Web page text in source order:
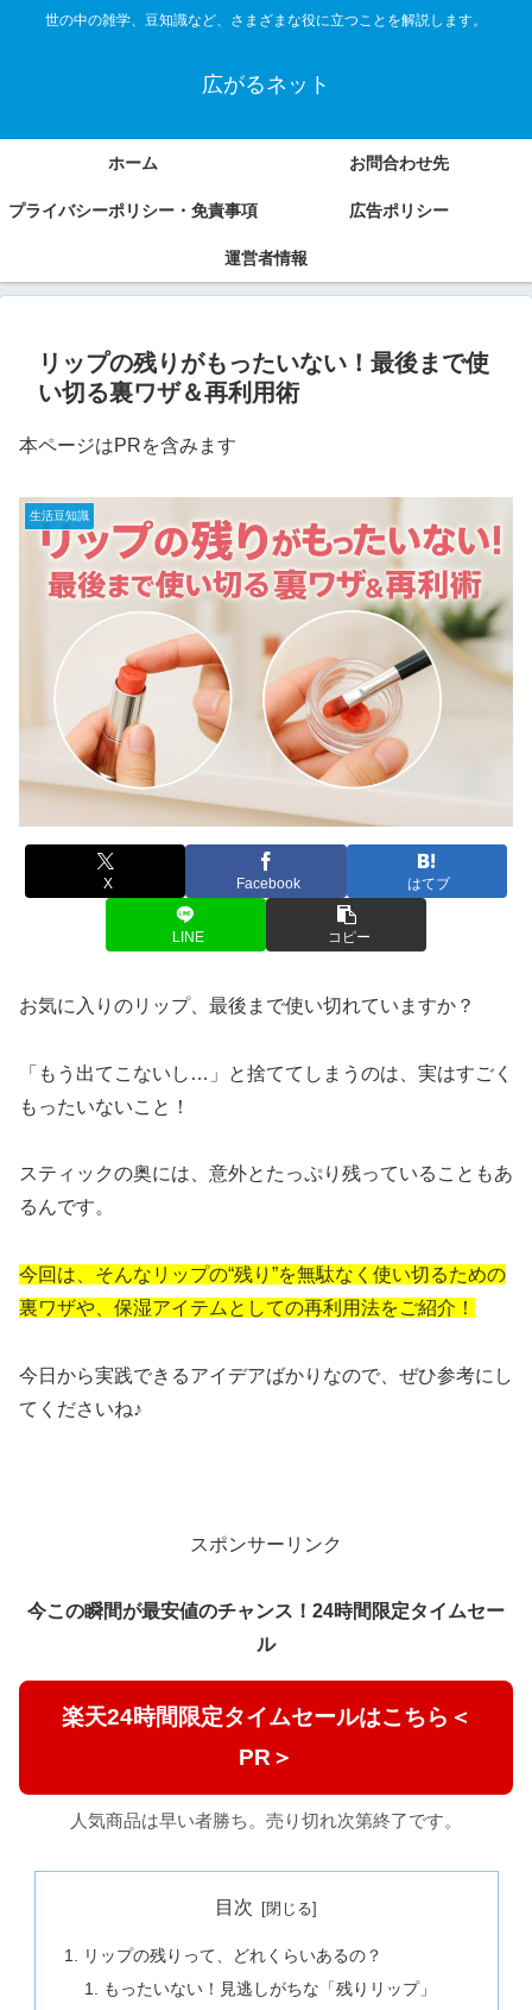
世の中の雑学、豆知識など、さまざまな役に立つことを解説します。
広がるネット
ホーム お問合わせ先
プライバシーポリシー・免責事項 広告ポリシー
運営者情報
リップの残りがもったいない！最後まで使
い切る裏ワザ＆再利用術
本ページはPRを含みます
生活豆知識
X Facebook はてブ
LINE コピー
お気に入りのリップ、最後まで使い切れていますか？
「もう出てこないし…」と捨ててしまうのは、実はすごく
もったいないこと！
スティックの奥には、意外とたっぷり残っていることもあ
るんです。
今回は、そんなリップの“残り”を無駄なく使い切るための
裏ワザや、保湿アイテムとしての再利用法をご紹介！
今日から実践できるアイデアばかりなので、ぜひ参考にし
てくださいね♪
スポンサーリンク
今この瞬間が最安値のチャンス！24時間限定タイムセー
ル
楽天24時間限定タイムセールはこちら＜
PR＞
人気商品は早い者勝ち。売り切れ次第終了です。
目次
リップの残りって、どれくらいあるの？
もったいない！見逃しがちな「残りリップ」